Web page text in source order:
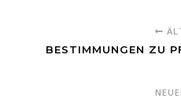
BESTIMMUNGEN ZU